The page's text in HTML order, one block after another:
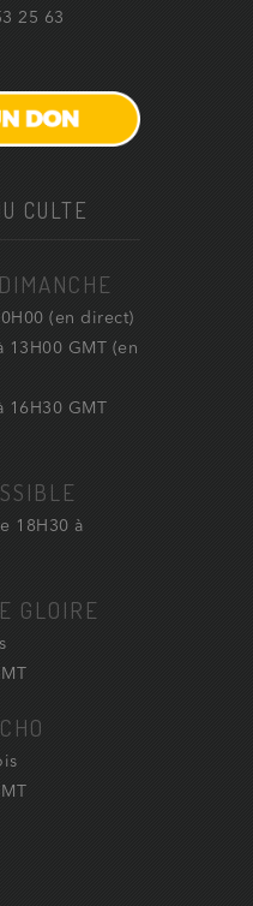
25 63
CULTE
(en direct)
13H00 GMT (en
GMT
18H30 à
GLOIRE